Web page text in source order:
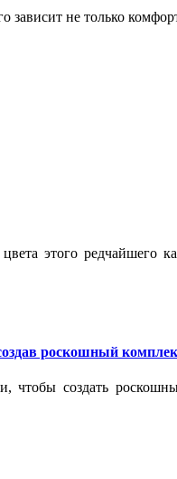
не только
этого редчайшего
роскошный
создать